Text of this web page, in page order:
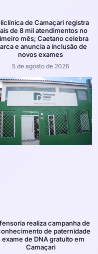
de Camaçari registra
de 8 mil atendimentos no
mês; Caetano celebra
e anuncia a inclusão de
novos exames
5 de agosto de 2026
realiza campanha de
de paternidade
exame de DNA gratuito em
Camaçari